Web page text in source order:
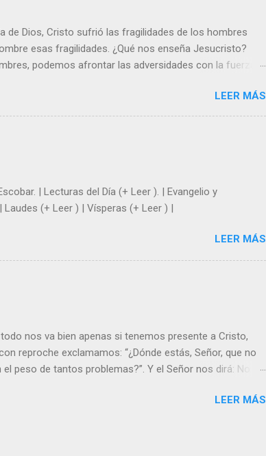
Dios, Cristo sufrió las fragilidades de los hombres
esas fragilidades. ¿Qué nos enseña Jesucristo?
podemos afrontar las adversidades con la fuerza y
por nosotros. “ Señor, soy un árbol sin frutos,
y hojas den sombra en los días del sol abrasador
con la gracia de Dios? Julián Escobar. | Lecturas
LEER MÁS
| Lecturas del Día (+ Leer ). | Evangelio y
(+ Leer ) | Vísperas (+ Leer ) |
LEER MÁS
nos va bien apenas si tenemos presente a Cristo,
reproche exclamamos: “¿Dónde estás, Señor, que no
peso de tantos problemas?”. Y el Señor nos dirá: No
¿Cómo puedes creer que Yo dejo a nadie sólo con
LEER MÁS